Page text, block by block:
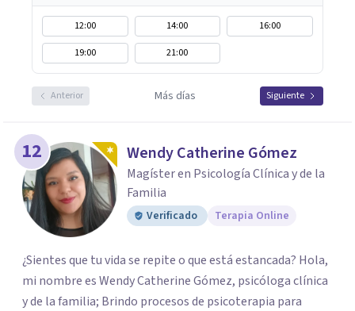
12:00 14:00
16:00
19:00
21:00
Anterior Más días Siguiente
12 Wendy Catherine Gómez
Magíster en Psicología Clínica y de la
Familia
Verificado Terapia Online
¿Sientes que tu vida se repite o que está estancada? Hola,
mi nombre es Wendy Catherine Gómez, psicóloga clínica
y de la familia; Brindo procesos de psicoterapia para